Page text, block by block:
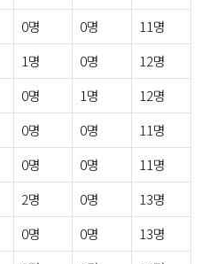
0명 0명
11명
1명 0명
12명
0명 1명
12명
0명 0명
11명
0명 0명
11명
2명 0명
13명
0명 0명
13명